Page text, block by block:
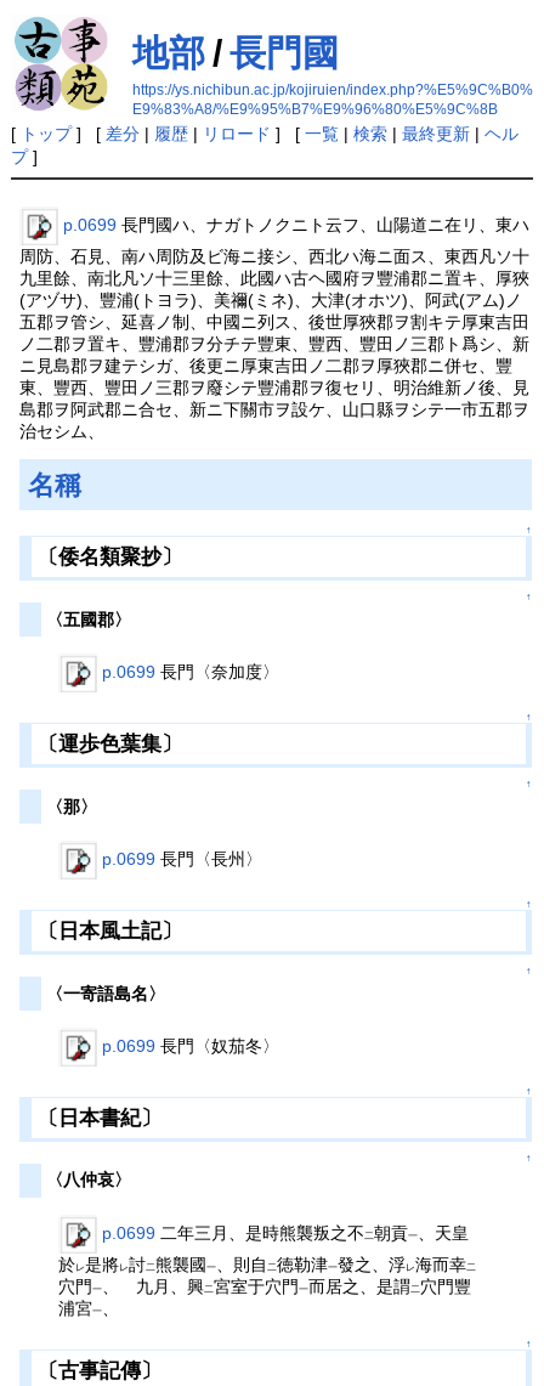
地部/長門國
https://ys.nichibun.ac.jp/kojiruien/index.php?%E5%9C%B0%
E9%83%A8/%E9%95%B7%E9%96%80%E5%9C%8B
[ トップ] [ 差分| 履歴| リロード ] [ 一覧| 検索| 最終更新| ヘル
プ]
p.0699 長門國ハ、ナガトノクニト云フ、山陽道ニ在リ、東ハ
周防、石見、南ハ周防及ビ海ニ接シ、西北ハ海ニ面ス、東西凡ソ十
九里餘、南北凡ソ十三里餘、此國ハ古ヘ國府ヲ豐浦郡ニ置キ、厚狹
(アヅサ)、豐浦(トヨラ)、美禰(ミネ)、大津(オホツ)、阿武(アム)ノ
五郡ヲ管シ、延喜ノ制、中國ニ列ス、後世厚狹郡ヲ割キテ厚東吉田
ノ二郡ヲ置キ、豐浦郡ヲ分チテ豐東、豐西、豐田ノ三郡ト爲シ、新
ニ見島郡ヲ建テシガ、後更ニ厚東吉田ノ二郡ヲ厚狹郡ニ併セ、豐
東、豐西、豐田ノ三郡ヲ廢シテ豐浦郡ヲ復セリ、明治維新ノ後、見
島郡ヲ阿武郡ニ合セ、新ニ下關市ヲ設ケ、山口縣ヲシテ一市五郡ヲ
治セシム、
名稱
↑
〔倭名類聚抄〕
↑
〈五國郡〉
p.0699 長門〈奈加度〉
↑
〔運歩色葉集〕
↑
〈那〉
p.0699 長門〈長州〉
↑
〔日本風土記〕
↑
〈一寄語島名〉
p.0699 長門〈奴茄冬〉
↑
〔日本書紀〕
↑
〈八仲哀〉
p.0699 二年三月、是時熊襲叛之不二朝貢一
、天皇
於レ是將レ討二熊襲國一 、則自 二徳勒津一發之、浮レ海而幸二
穴門一 、 九月、興二宮室于穴門一而居之、是謂二穴門豐
浦宮一
↑
〔古事記傳〕